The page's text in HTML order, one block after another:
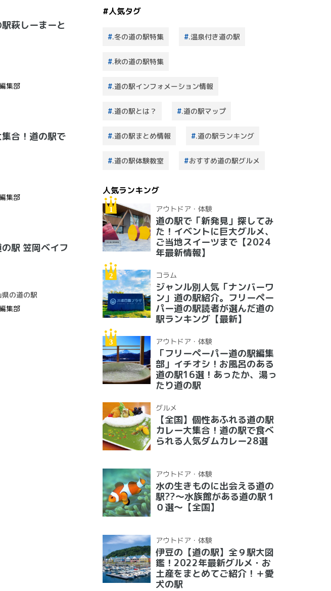
萩しーまーと
集部
集合！道の駅で
集部
駅 笠岡ベイフ
県の道の駅
集部
#人気タグ
.冬の道の駅特集 .温泉付き道の駅
.秋の道の駅特集
.道の駅インフォメーション情報
.道の駅とは？ .道の駅マップ
.道の駅まとめ情報 .道の駅ランキング
.道の駅体験教室 おすすめ道の駅グルメ
人気ランキング
アウトドア・体験
道の駅で「新発見」探してみ
た！イベントに巨大グルメ、
ご当地スイーツまで【2024
年最新情報】
コラム
ジャンル別人気「ナンバーワ
ン」道の駅紹介。フリーペー
パー道の駅読者が選んだ道の
駅ランキング【最新】
アウトドア・体験
「フリーペーパー道の駅編集
部」イチオシ！お風呂のある
道の駅16選！あったか、湯っ
たり道の駅
グルメ
【全国】個性あふれる道の駅
カレー大集合！道の駅で食べ
られる人気ダムカレー28選
アウトドア・体験
水の生きものに出会える道の
駅??〜水族館がある道の駅１
０選〜【全国】
アウトドア・体験
伊豆の【道の駅】全９駅大図
鑑！2022年最新グルメ・お
土産をまとめてご紹介！＋愛
犬の駅